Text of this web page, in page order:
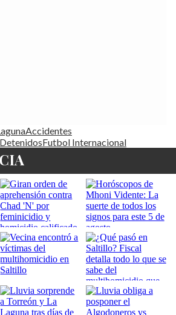
Accidentes
DetenidosFutbol Internacional